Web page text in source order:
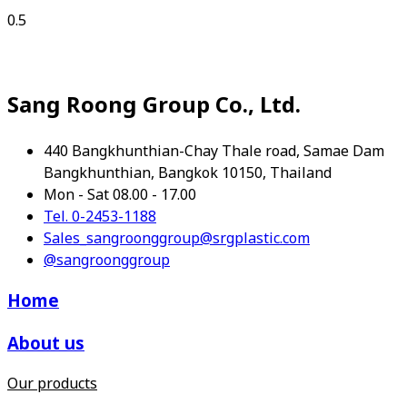
Sang Roong Group Co., Ltd.
440 Bangkhunthian-Chay Thale road, Samae Dam
Bangkhunthian, Bangkok 10150, Thailand
Mon - Sat 08.00 - 17.00
Tel. 0-2453-1188
Sales_sangroonggroup@srgplastic.com
@sangroonggroup
Home
About us
Our products